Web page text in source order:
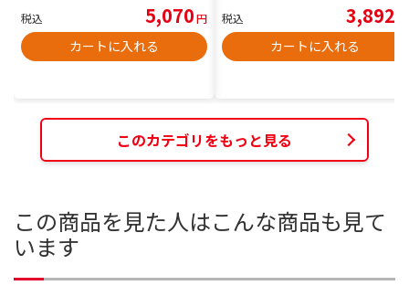
税込 5,070円
カートに入れる
税込 3,892
カートに入れる
このカテゴリをもっと見る
この商品を見た人はこんな商品も見て
います